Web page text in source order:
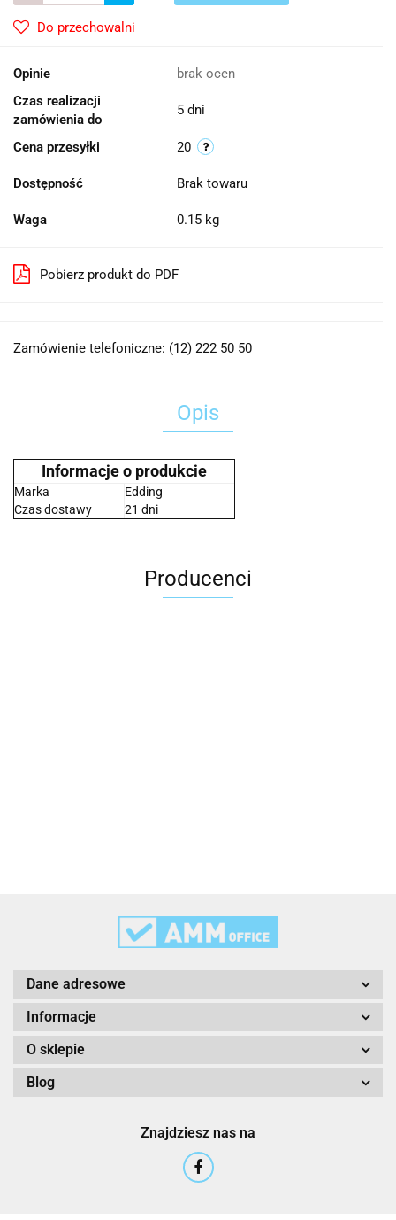
Do przechowalni
Opinie
brak ocen
Czas realizacji
zamówienia do
5 dni
Cena przesyłki 20
Dostępność Brak towaru
Waga 0.15 kg
Pobierz produkt do PDF
Zamówienie telefoniczne: (12) 222 50 50
Opis
Informacje o produkcie
Marka
Edding
Czas dostawy
21 dni
Producenci
Dane adresowe
Informacje
O sklepie
Blog
Znajdziesz nas na